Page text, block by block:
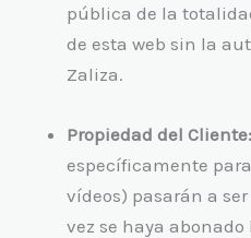
pública de la
de esta web sin la
Zaliza.
Propiedad del Cliente:
específicamente
vídeos) pasarán a
vez se haya